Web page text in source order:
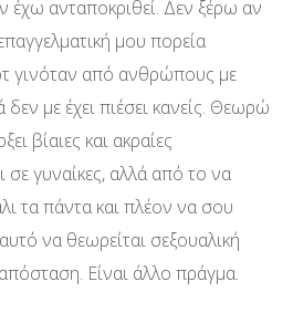
έχω ανταποκριθεί. Δεν ξέρω αν
μου πορεία
γινόταν από ανθρώπους με
με έχει πιέσει κανείς. Θεωρώ
βίαιες και ακραίες
σε γυναίκες, αλλά από το να
τα πάντα και πλέον να σου
να θεωρείται σεξουαλική
Είναι άλλο πράγμα.